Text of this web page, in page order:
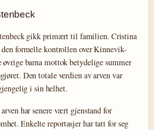
gikk primært til familien. Cristina
den formelle kontrollen over Kinnevik-
øvrige barna mottok betydelige summer
Den totale verdien av arven var
i sin helhet.
har senere vært gjenstand for
Enkelte reportasjer har tatt for seg